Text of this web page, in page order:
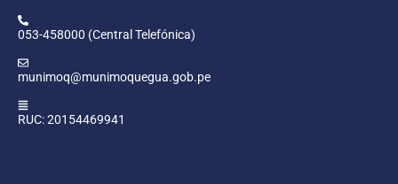
053-458000 (Central Telefónica)
munimoq@munimoquegua.gob.pe
RUC: 20154469941